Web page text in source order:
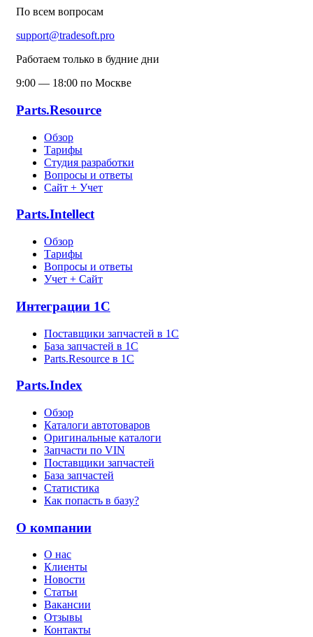
По всем вопросам
support@tradesoft.pro
Работаем только в будние дни
9:00 — 18:00 по Москве
Parts.Resource
Обзор
Тарифы
Студия разработки
Вопросы и ответы
Сайт + Учет
Parts.Intellect
Обзор
Тарифы
Вопросы и ответы
Учет + Сайт
Интеграции 1С
Поставщики запчастей в 1C
База запчастей в 1С
Parts.Resource в 1C
Parts.Index
Обзор
Каталоги автотоваров
Оригинальные каталоги
Запчасти по VIN
Поставщики запчастей
База запчастей
Статистика
Как попасть в базу?
О компании
О нас
Клиенты
Новости
Статьи
Вакансии
Отзывы
Контакты